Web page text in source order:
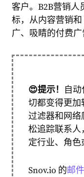
客户。B2B营销人
标，从内容营销
广、吸睛的付费广
😍提示！
自
切都变得更
过滤器和网络
松追踪联系
定行业、角色
Snov.io 的邮